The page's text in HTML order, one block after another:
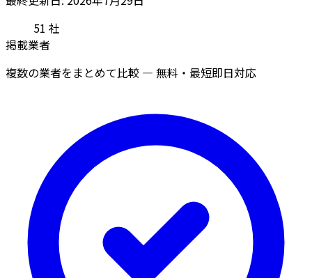
51 社
掲載業者
複数の業者をまとめて比較 — 無料・最短即日対応